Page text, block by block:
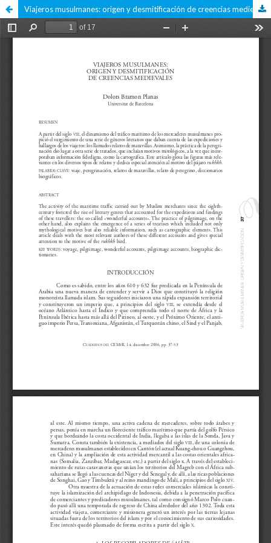
Viajeros musulmanes: origen y desmitificación de creencias medievales